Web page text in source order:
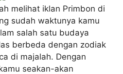
melihat iklan Primbon di
sudah waktunya kamu
salah satu budaya
berbeda dengan zodiak
di majalah. Dengan
seakan-akan